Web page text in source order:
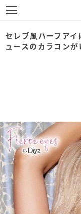
セレブ風ハーフア
ュースのカラコン